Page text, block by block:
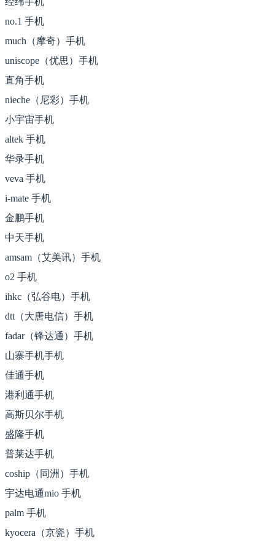
no.1 手机
much（摩奇）手机
uniscope（优思）手机
直角手机
nieche（尼彩）手机
小宇宙手机
altek 手机
华录手机
veva 手机
i-mate 手机
金鹏手机
中天手机
amsam（艾美讯）手机
o2 手机
ihkc（弘谷电）手机
dtt（大唐电信）手机
fadar（锋达通）手机
山寨手机手机
佳通手机
港利通手机
高斯贝尔手机
盛隆手机
普莱达手机
coship（同洲）手机
宇达电通mio 手机
palm 手机
kyocera（京瓷）手机